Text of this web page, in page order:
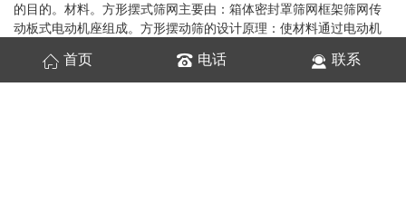
的目的。材料。方形摆式筛网主要由：箱体密封罩筛网框架筛网传
动板式电动机座组成。方形摆动筛的设计原理：使材料通过电动机
型。角度可根据用户要求调节。筛选粒度通常在4-8mm之间。有10-
20吨的产量。 根据不同的配置要求，可以根据现场实际使用环境安
首页 电话 联系